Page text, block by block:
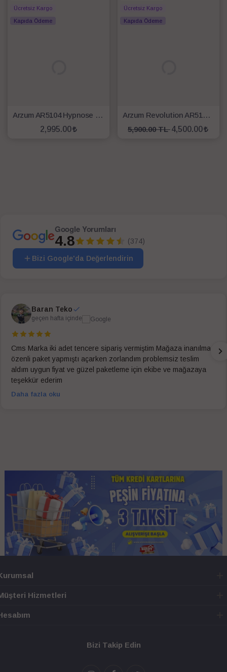
Ücretsiz Kargo
Kapıda Ödeme
Arzum AR5104 Hypnose İonmax Saç Maşası
2,995.00
Ücretsiz Kargo
Kapıda Ödeme
Arzum Revolution AR5156 Otomatik Saç Maşası
5,900.00 TL4,500.00
Google Yorumları
4.8 (374)
Bizi Google'da Değerlendirin
Baran Teko
geçen hafta içinde
Cms Marka iki adet tencere sipariş vermiştim Mağaza inanılmaz
özenli paket yapmıştı açarken zorlandım problemsiz teslim
aldım uygun fiyat ve güzel paketleme için ekibe ve mağazaya
teşekkür ederim
Daha fazla oku
Hizmetleri
Bizi Takip Edin